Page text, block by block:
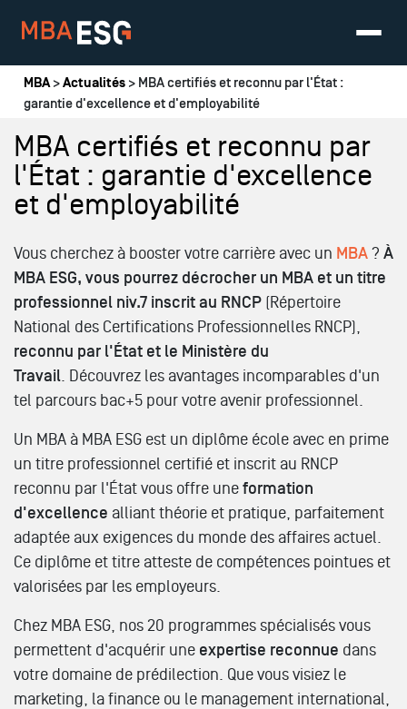
Vous êtes ici
MBA>Actualités > MBA certifiés et reconnu par l'État :
garantie d'excellence et d'employabilité
MBA certifiés et reconnu par
l'État : garantie d'excellence
et d'employabilité
Vous cherchez à booster votre carrière avec un MBA ? À
MBA ESG, vous pourrez décrocher un MBA et un titre
professionnel niv.7 inscrit au RNCP (Répertoire
National des Certifications Professionnelles RNCP),
reconnu par l'État et le Ministère du
Travail. Découvrez les avantages incomparables d'un
tel parcours bac+5 pour votre avenir professionnel.
Un MBA à MBA ESG est un diplôme école avec en prime
un titre professionnel certifié et inscrit au RNCP
reconnu par l'État vous offre une formation
d'excellence alliant théorie et pratique, parfaitement
adaptée aux exigences du monde des affaires actuel.
Ce diplôme et titre atteste de compétences pointues et
valorisées par les employeurs.
Chez MBA ESG, nos 20 programmes spécialisés vous
permettent d'acquérir une expertise reconnue dans
votre domaine de prédilection. Que vous visiez le
marketing, la finance ou le management international,